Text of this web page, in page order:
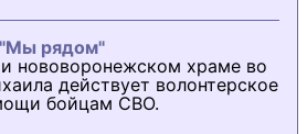
"Мы рядом"
нововоронежском храме во
действует волонтерское
бойцам СВО.